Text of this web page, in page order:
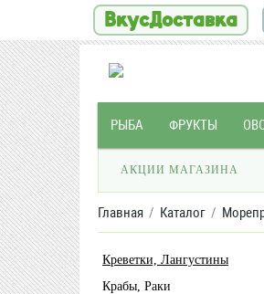
ВкусДоставка
РЫБА ФРУКТЫ
АКЦИИ МАГАЗИНА
Главная Каталог
Креветки, Лангустины
Крабы, Раки